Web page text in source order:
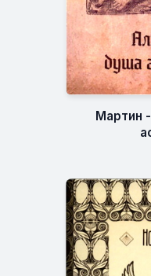
Мартин